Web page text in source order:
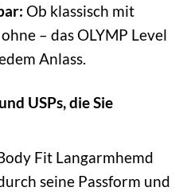
Ob klassisch mit
– das OLYMP Level
Anlass.
USPs, die Sie
Fit Langarmhemd
seine Passform und